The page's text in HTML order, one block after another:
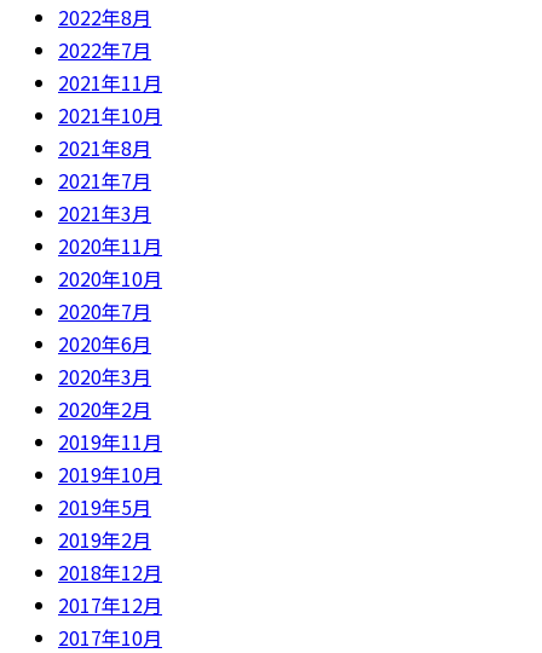
2022年8月
2022年7月
2021年11月
2021年10月
2021年8月
2021年7月
2021年3月
2020年11月
2020年10月
2020年7月
2020年6月
2020年3月
2020年2月
2019年11月
2019年10月
2019年5月
2019年2月
2018年12月
2017年12月
2017年10月